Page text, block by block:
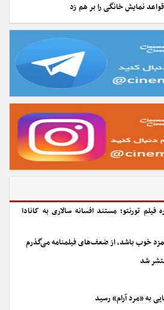
نمایش خانگی را بر هم زد
تورنتو؛ مستند افسانه سالاری به کانادا
خوب باشد، از ضعف‌های فیلمنامه می‌گذرم
شد
به «مرد آرام» رسید